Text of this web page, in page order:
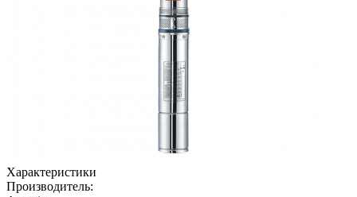
Характеристики
Производитель: